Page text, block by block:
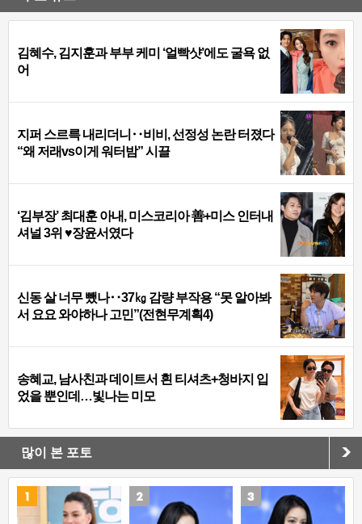
김혜수, 김지훈과 부부 케미 ‘얼빡샷’에도 굴욕 없
어
지퍼 스르륵 내리더니‥비비, 선정성 논란 터졌다
“왜 저래vs이게 워터밤” 시끌
‘김부장’ 최대훈 아내, 미스코리아 善+미스 인터내
셔널 3위 ♥장윤서였다
신동 살 너무 뺐나‥37㎏ 감량 부작용 “못 알아봐
서 요요 와야하나 고민”(전현무계획4)
송혜교, 남사친과 데이트서 흰 티셔츠+청바지 입
었을 뿐인데…빛나는 미모
많이 본 포토